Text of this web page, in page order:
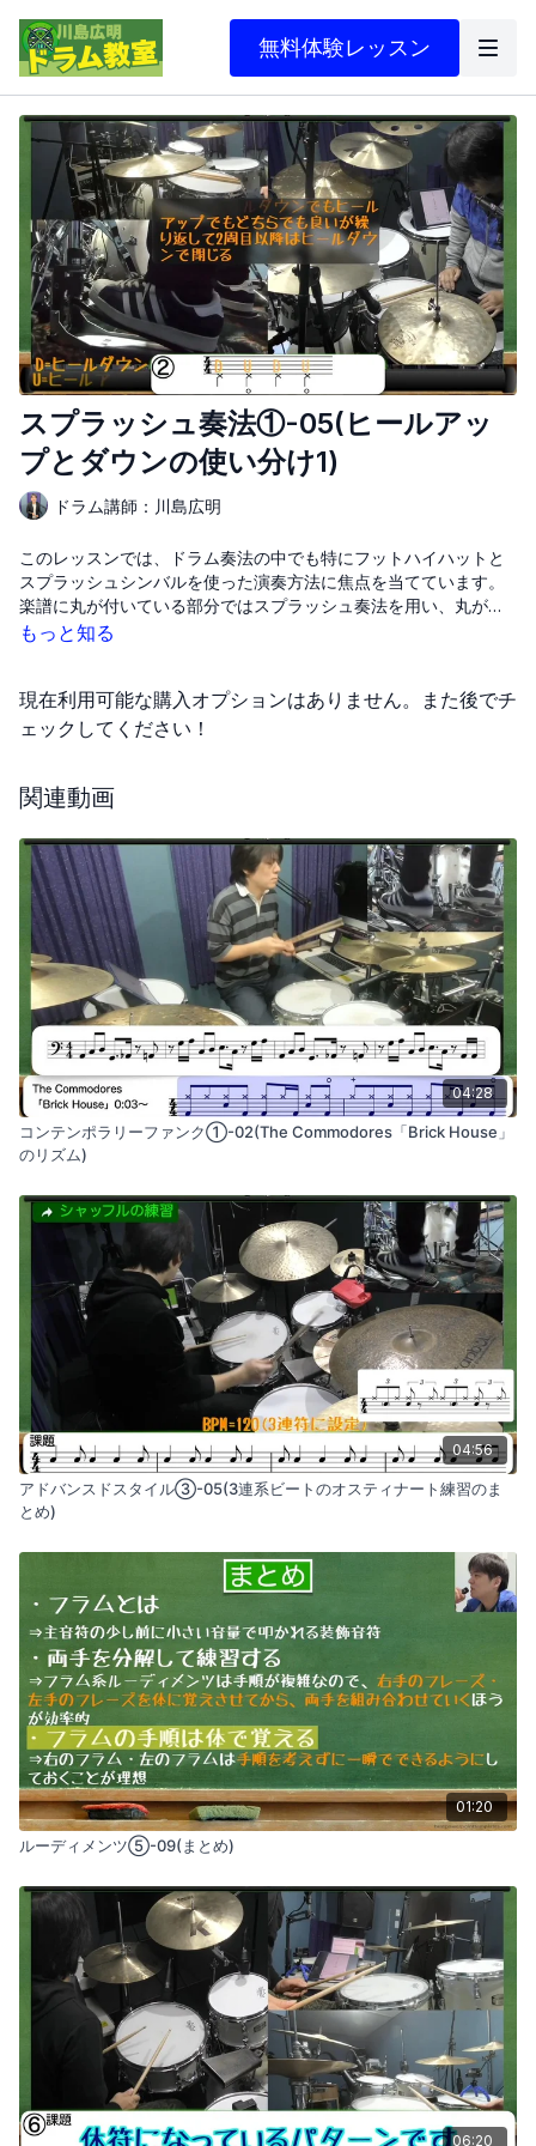
無料体験レッスン
スプラッシュ奏法①-05(ヒールアッ
プとダウンの使い分け1)
ドラム講師：川島広明
このレッスンでは、ドラム奏法の中でも特にフットハイハットと
スプラッシュシンバルを使った演奏方法に焦点を当てています。
楽譜に丸が付いている部分ではスプラッシュ奏法を用い、丸がな
い部分ではフットハイハットを叩くようにしてください。この方
フットハイハットを使うかの区別をしっかりと覚えていきましょ
う。
もっと知る
現在利用可能な購入オプションはありません。また後でチ
ェックしてください！
関連動画
04:28
コンテンポラリーファンク①-02(The Commodores「Brick House」
のリズム)
04:56
アドバンスドスタイル③-05(3連系ビートのオスティナート練習のま
とめ)
01:20
ルーディメンツ⑤-09(まとめ)
06:20